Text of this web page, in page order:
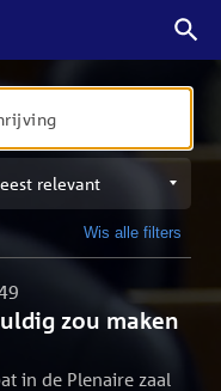
Wis alle filters
zou maken
in de Plenaire zaal